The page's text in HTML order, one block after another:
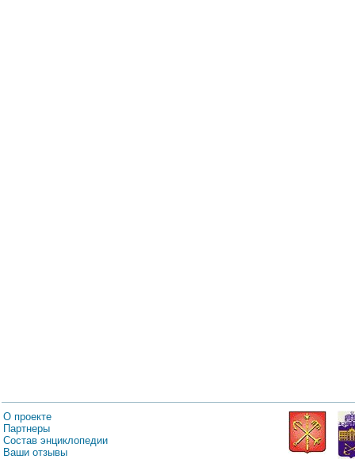
О проекте
Партнеры
Состав энциклопедии
Ваши отзывы